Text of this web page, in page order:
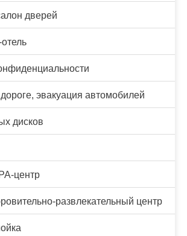
дверей
эвакуация автомобилей
дисков
центр
развлекательный центр